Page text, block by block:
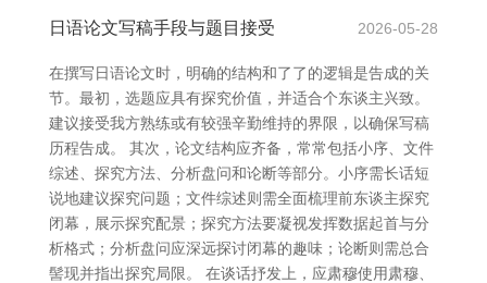
日语论文写稿手段与题目接受 2026-05-28
在撰写日语论文时，明确的结构和了了的逻辑是告成的关
节。最初，选题应具有探究价值，并适合个东谈主兴致。
建议接受我方熟练或有较强辛勤维持的界限，以确保写稿
历程告成。 其次，论文结构应齐备，常常包括小序、文件
综述、探究方法、分析盘问和论断等部分。小序需长话短
说地建议探究问题；文件综述则需全面梳理前东谈主探究
闭幕，展示探究配景；探究方法要凝视发挥数据起首与分
析格式；分析盘问应深远探讨闭幕的趣味；论断则需总合
髻现并指出探究局限。 在谈话抒发上，应肃穆使用肃穆、